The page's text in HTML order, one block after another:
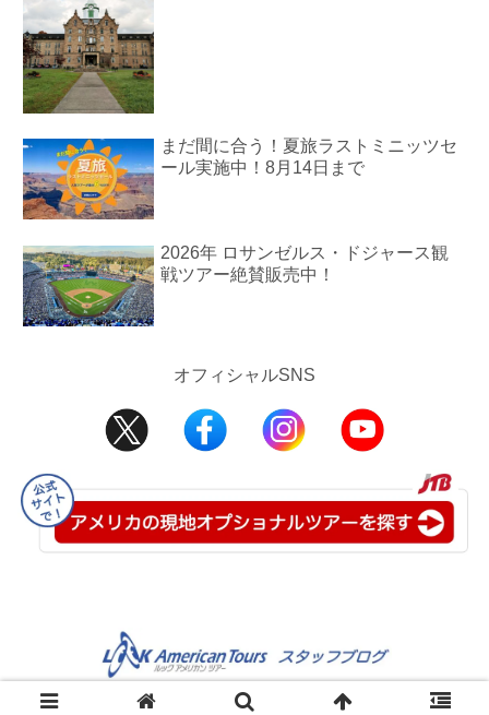
まだ間に合う！夏旅ラストミニッツセ
ール実施中！8月14日まで
2026年 ロサンゼルス・ドジャース観
戦ツアー絶賛販売中！
オフィシャルSNS
©2008-2025 JTB USA Inc.